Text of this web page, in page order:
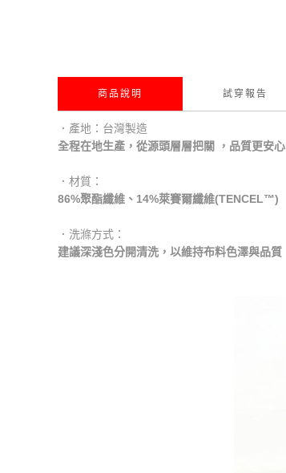
商品說明 試穿報告
．產地：台灣製造
全程在地生產，從源頭層層把關 ，品質更安心
．材質：
86%聚酯纖維、14%萊賽爾纖維(TENCEL™)
．洗滌方式：
建議深淺色分開清洗，以維持布料色澤與品質